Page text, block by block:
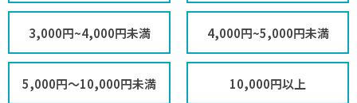
3,000円~4,000円未満 4,000円~5,000円未満
5,000円～10,000円未満 10,000円以上